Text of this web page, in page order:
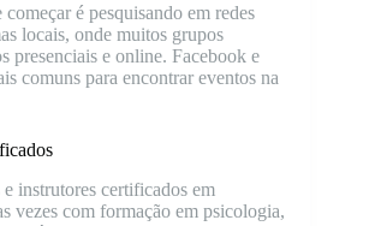
é pesquisando em redes
locais, onde muitos grupos
presenciais e online. Facebook e
comuns para encontrar eventos na
e instrutores certificados em
vezes com formação em psicologia,